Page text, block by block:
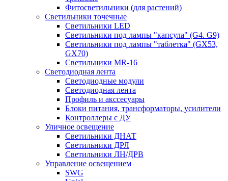
Фитосветильники (для растений)
Светильники точечные
Светильники LED
Светильники под лампы "капсула" (G4. G9)
Светильники под лампы "таблетка" (GX53,
GX70)
Светильники MR-16
Светодиодная лента
Светодиодные модули
Светодиодная лента
Профиль и акссесуары
Блоки питания, трансформаторы, усилители
Контроллеры с ДУ
Уличное освещение
Светильники ДНАТ
Светильники ДРЛ
Светильники ЛН/ДРВ
Управление освещением
SWG